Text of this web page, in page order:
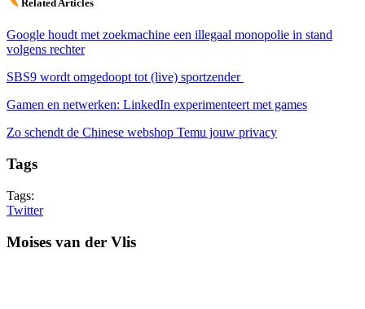
Related Articles
Google houdt met zoekmachine een illegaal monopolie in stand
volgens rechter
SBS9 wordt omgedoopt tot (live) sportzender
Gamen en netwerken: LinkedIn experimenteert met games
Zo schendt de Chinese webshop Temu jouw privacy
Tags
Tags:
Twitter
Moises van der Vlis